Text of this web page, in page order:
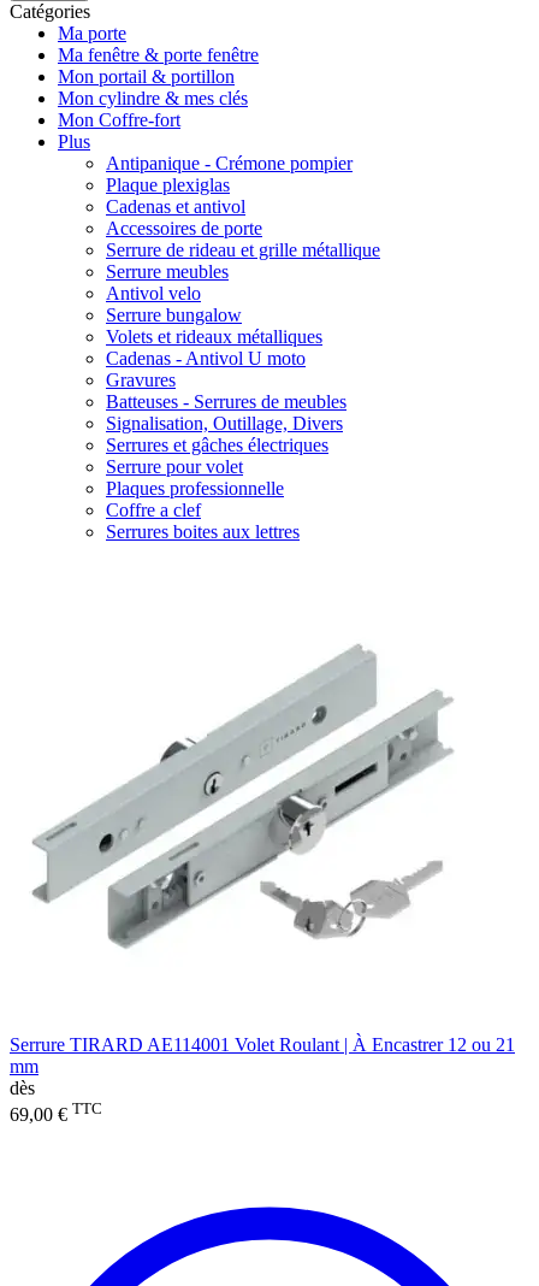
Catégories
Ma porte
Ma fenêtre & porte fenêtre
Mon portail & portillon
Mon cylindre & mes clés
Mon Coffre-fort
Plus
Antipanique - Crémone pompier
Plaque plexiglas
Cadenas et antivol
Accessoires de porte
Serrure de rideau et grille métallique
Serrure meubles
Antivol velo
Serrure bungalow
Volets et rideaux métalliques
Cadenas - Antivol U moto
Gravures
Batteuses - Serrures de meubles
Signalisation, Outillage, Divers
Serrures et gâches électriques
Serrure pour volet
Plaques professionnelle
Coffre a clef
Serrures boites aux lettres
Serrure TIRARD AE114001 Volet Roulant | À Encastrer 12 ou 21
mm
dès
69,00 € TTC